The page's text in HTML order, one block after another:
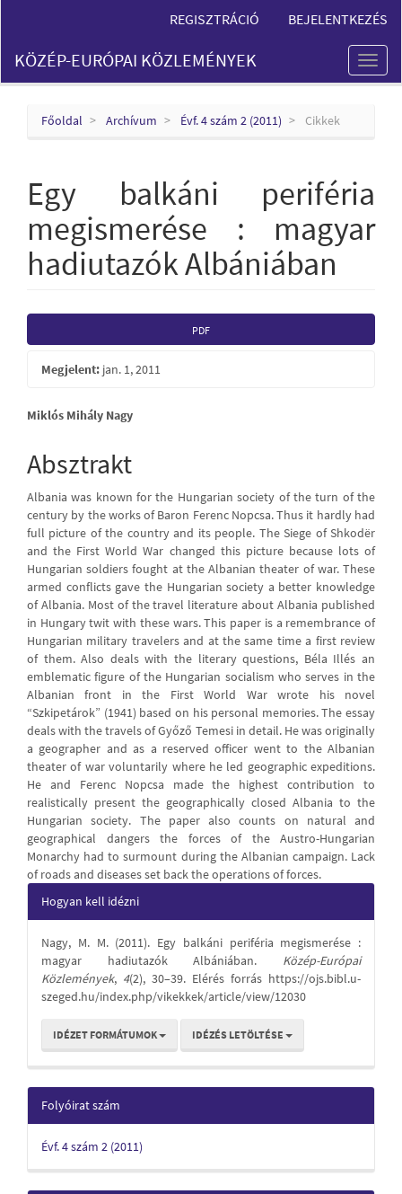
Content
Sidebar
REGISZTRÁCIÓ BEJELENTKEZÉS
Toggle
KÖZÉP-EURÓPAI KÖZLEMÉNYEK
Főoldal Archívum Évf. 4 szám 2 (2011) Cikkek
Egy balkáni periféria
megismerése : magyar
hadiutazók Albániában
Article
Sidebar
PDF
Megjelent: jan. 1, 2011
Main
Article
Content
Miklós Mihály Nagy
Absztrakt
Albania was known for the Hungarian society of the turn of the
century by the works of Baron Ferenc Nopcsa. Thus it hardly had
full picture of the country and its people. The Siege of Shkodër
and the First World War changed this picture because lots of
Hungarian soldiers fought at the Albanian theater of war. These
armed conflicts gave the Hungarian society a better knowledge
of Albania. Most of the travel literature about Albania published
in Hungary twit with these wars. This paper is a remembrance of
Hungarian military travelers and at the same time a first review
of them. Also deals with the literary questions, Béla Illés an
emblematic figure of the Hungarian socialism who serves in the
Albanian front in the First World War wrote his novel
“Szkipetárok” (1941) based on his personal memories. The essay
deals with the travels of Győző Temesi in detail. He was originally
a geographer and as a reserved officer went to the Albanian
theater of war voluntarily where he led geographic expeditions.
He and Ferenc Nopcsa made the highest contribution to
realistically present the geographically closed Albania to the
Hungarian society. The paper also counts on natural and
geographical dangers the forces of the Austro-Hungarian
Monarchy had to surmount during the Albanian campaign. Lack
of roads and diseases set back the operations of forces.
Article
Details
Hogyan kell idézni
Nagy, M. M. (2011). Egy balkáni periféria megismerése :
magyar hadiutazók Albániában. Közép-Európai
Közlemények, 4(2), 30–39. Elérés forrás https://ojs.bibl.u-
szeged.hu/index.php/vikekkek/article/view/12030
IDÉZET FORMÁTUMOK IDÉZÉS LETÖLTÉSE
Folyóirat szám
Évf. 4 szám 2 (2011)